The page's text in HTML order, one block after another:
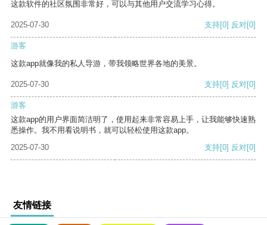
这款软件的社区氛围非常好，可以与其他用户交流学习心得。
2025-07-30 支持[0] 反对[0]
游客
这款app就像我的私人导游，带我领略世界各地的美景。
2025-07-30 支持[0] 反对[0]
游客
这款app的用户界面简洁明了，使用起来非常容易上手，让我能够快速熟
悉操作。我不用看说明书，就可以轻松使用这款app。
2025-07-30
支持[0] 反对[0]
友情链接